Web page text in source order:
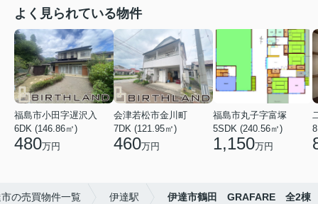
よく見られている物件
福島市小田字遅沢入
6DK (146.86㎡)
480万円
会津若松市金川町
7DK (121.95㎡)
460万円
福島市丸子字富塚
5SDK (240.56㎡)
1,150万円
の売買物件一覧 伊達駅 伊達市鶴田 GRAFARE 全2棟